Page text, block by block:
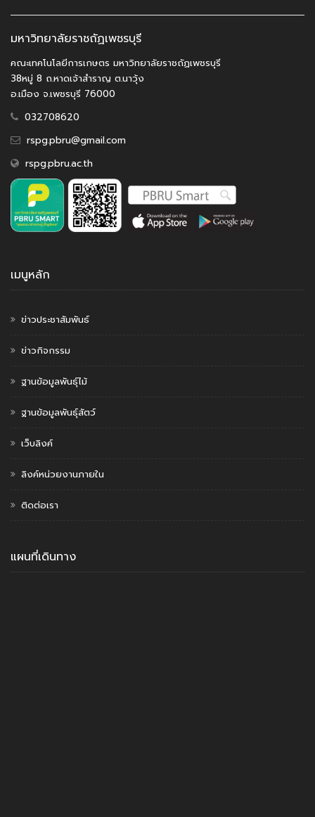
มหาวิทยาลัยราชถัฏเพชรบุรี
คณะเทคโนโลยีการเกษตร มหาวิทยาลัยราชถัฏเพชรบุรี
38หมู่ 8 ถ.หาดเจ้าสำราญ ต.นาวุ้ง
อ.เมือง จ.เพชรบุรี 76000
032708620
rspg.pbru@gmail.com
rspg.pbru.ac.th
เมนูหลัก
ข่าวประชาสัมพันธ์
ข่าวกิจกรรม
ฐานข้อมูลพันธุ์ไม้
ฐานข้อมูลพันธุ์สัตว์
เว็บลิงค์
ลิงค์หน่วยงานภายใน
ติดต่อเรา
แผนที่เดินทาง